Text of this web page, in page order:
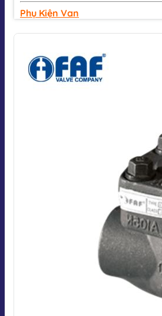
Phụ Kiện Van